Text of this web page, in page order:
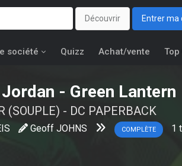
Découvrir Entrer ma
société Quizz Achat/vente
- Green Lantern
(SOUPLE) - DC PAPERBACK
Geoff JOHNS COMPLÈTE 1